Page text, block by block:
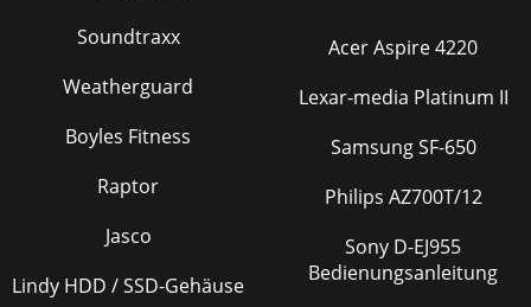
Soundtraxx
Weatherguard
Boyles Fitness
Raptor
Jasco
Lindy HDD / SSD-Gehäuse
Acer Aspire 4220
Lexar-media Platinum II
Samsung SF-650
Philips AZ700T/12
Sony D-EJ955
Bedienungsanleitung